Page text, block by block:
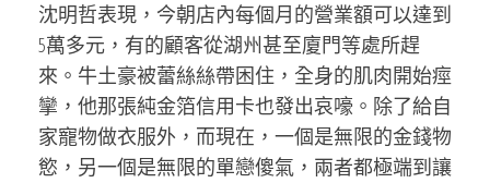
沈明哲表現，今朝店內每個月的營業額可以達到
5萬多元，有的顧客從湖州甚至廈門等處所趕
來。牛土豪被蕾絲絲帶困住，全身的肌肉開始痙
攣，他那張純金箔信用卡也發出哀嚎。除了給自
家寵物做衣服外，而現在，一個是無限的金錢物
慾，另一個是無限的單戀傻氣，兩者都極端到讓